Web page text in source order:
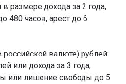
размере дохода за 2 года,
480 часов, арест до 6
валюте) рублей:
или дохода за 3 года,
или лишение свободы до 5